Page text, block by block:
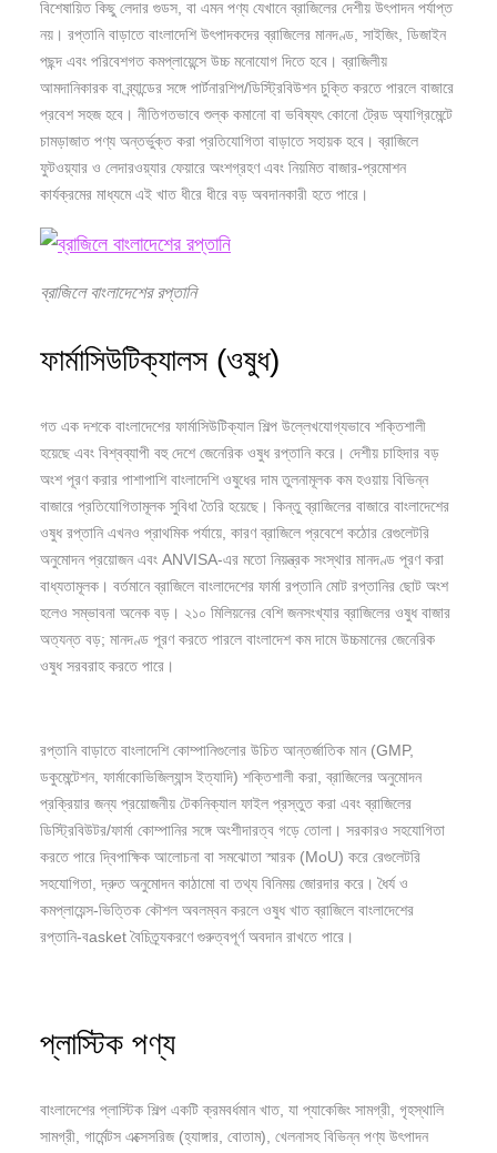
বিশেষায়িত কিছু লেদার গুডস, বা এমন পণ্য যেখানে ব্রাজিলের দেশীয় উৎপাদন পর্যাপ্ত
নয়। রপ্তানি বাড়াতে বাংলাদেশি উৎপাদকদের ব্রাজিলের মানদণ্ড, সাইজিং, ডিজাইন
পছন্দ এবং পরিবেশগত কমপ্লায়েন্সে উচ্চ মনোযোগ দিতে হবে। ব্রাজিলীয়
আমদানিকারক বা ব্র্যান্ডের সঙ্গে পার্টনারশিপ/ডিস্ট্রিবিউশন চুক্তি করতে পারলে বাজারে
প্রবেশ সহজ হবে। নীতিগতভাবে শুল্ক কমানো বা ভবিষ্যৎ কোনো ট্রেড অ্যাগ্রিমেন্টে
চামড়াজাত পণ্য অন্তর্ভুক্ত করা প্রতিযোগিতা বাড়াতে সহায়ক হবে। ব্রাজিলে
ফুটওয়্যার ও লেদারওয়্যার ফেয়ারে অংশগ্রহণ এবং নিয়মিত বাজার-প্রমোশন
কার্যক্রমের মাধ্যমে এই খাত ধীরে ধীরে বড় অবদানকারী হতে পারে।
ব্রাজিলে বাংলাদেশের রপ্তানি
ফার্মাসিউটিক্যালস (ওষুধ)
গত এক দশকে বাংলাদেশের ফার্মাসিউটিক্যাল শিল্প উল্লেখযোগ্যভাবে শক্তিশালী
হয়েছে এবং বিশ্বব্যাপী বহু দেশে জেনেরিক ওষুধ রপ্তানি করে। দেশীয় চাহিদার বড়
অংশ পূরণ করার পাশাপাশি বাংলাদেশি ওষুধের দাম তুলনামূলক কম হওয়ায় বিভিন্ন
বাজারে প্রতিযোগিতামূলক সুবিধা তৈরি হয়েছে। কিন্তু ব্রাজিলের বাজারে বাংলাদেশের
ওষুধ রপ্তানি এখনও প্রাথমিক পর্যায়ে, কারণ ব্রাজিলে প্রবেশে কঠোর রেগুলেটরি
অনুমোদন প্রয়োজন এবং ANVISA-এর মতো নিয়ন্ত্রক সংস্থার মানদণ্ড পূরণ করা
বাধ্যতামূলক। বর্তমানে ব্রাজিলে বাংলাদেশের ফার্মা রপ্তানি মোট রপ্তানির ছোট অংশ
হলেও সম্ভাবনা অনেক বড়। ২১০ মিলিয়নের বেশি জনসংখ্যার ব্রাজিলের ওষুধ বাজার
অত্যন্ত বড়; মানদণ্ড পূরণ করতে পারলে বাংলাদেশ কম দামে উচ্চমানের জেনেরিক
ওষুধ সরবরাহ করতে পারে।
রপ্তানি বাড়াতে বাংলাদেশি কোম্পানিগুলোর উচিত আন্তর্জাতিক মান (GMP,
ডকুমেন্টেশন, ফার্মাকোভিজিল্যান্স ইত্যাদি) শক্তিশালী করা, ব্রাজিলের অনুমোদন
প্রক্রিয়ার জন্য প্রয়োজনীয় টেকনিক্যাল ফাইল প্রস্তুত করা এবং ব্রাজিলের
ডিস্ট্রিবিউটর/ফার্মা কোম্পানির সঙ্গে অংশীদারত্ব গড়ে তোলা। সরকারও সহযোগিতা
করতে পারে দ্বিপাক্ষিক আলোচনা বা সমঝোতা স্মারক (MoU) করে রেগুলেটরি
সহযোগিতা, দ্রুত অনুমোদন কাঠামো বা তথ্য বিনিময় জোরদার করে। ধৈর্য ও
কমপ্লায়েন্স-ভিত্তিক কৌশল অবলম্বন করলে ওষুধ খাত ব্রাজিলে বাংলাদেশের
রপ্তানি-বasket বৈচিত্র্যকরণে গুরুত্বপূর্ণ অবদান রাখতে পারে।
প্লাস্টিক পণ্য
বাংলাদেশের প্লাস্টিক শিল্প একটি ক্রমবর্ধমান খাত, যা প্যাকেজিং সামগ্রী, গৃহস্থালি
সামগ্রী, গার্মেন্টস এক্সেসরিজ (হ্যাঙ্গার, বোতাম), খেলনাসহ বিভিন্ন পণ্য উৎপাদন